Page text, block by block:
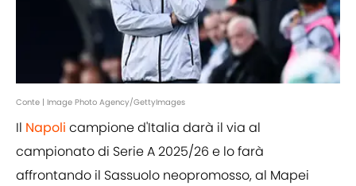
Conte | Image Photo Agency/GettyImages
Il Napoli campione d'Italia darà il via al
campionato di Serie A 2025/26 e lo farà
affrontando il Sassuolo neopromosso, al Mapei